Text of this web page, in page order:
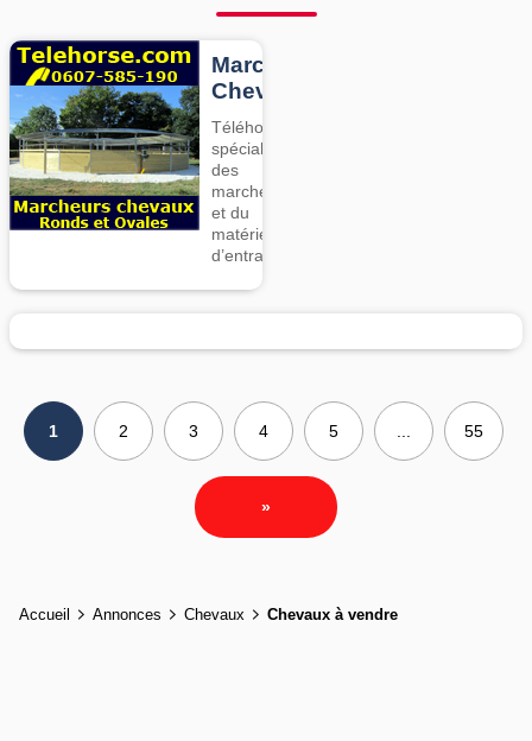
Marcheurs
Chevaux
Téléhorse,
spécialiste
des
marcheurs
et du
matériel
d’entrainement
1 2 3 4 5 55
»
Accueil Annonces Chevaux Chevaux à vendre